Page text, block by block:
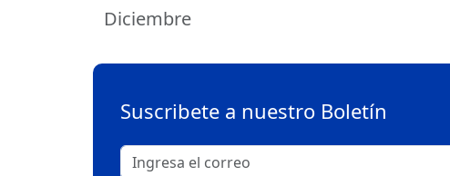
Diciembre
Suscribete a nuestro Boletín